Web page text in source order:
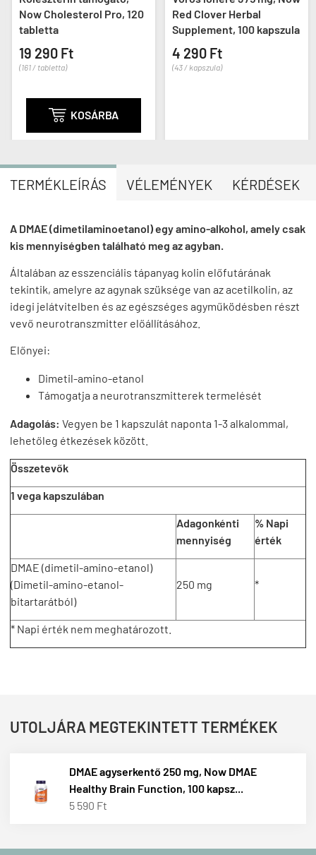
Now Cholesterol Pro, 120
tabletta
19 290 Ft
(161 / tabletta)
 KOSÁRBA
Red Clover Herbal
Supplement, 100 kapszula
4 290 Ft
(43 / kapszula)
TERMÉKLEÍRÁS VÉLEMÉNYEK KÉRDÉSEK
A DMAE (dimetilaminoetanol) egy amino-alkohol, amely csak
kis mennyiségben található meg az agyban.
Általában az esszenciális tápanyag kolin előfutárának
tekintik, amelyre az agynak szüksége van az acetilkolin, az
idegi jelátvitelben és az egészséges agyműködésben részt
vevő neurotranszmitter előállításához.
Előnyei:
Dimetil-amino-etanol
Támogatja a neurotranszmitterek termelését
Adagolás: Vegyen be 1 kapszulát naponta 1-3 alkalommal,
lehetőleg étkezések között.
Összetevők
1 vega kapszulában
Adagonkénti
mennyiség
% Napi
érték
DMAE (dimetil-amino-etanol)
(Dimetil-amino-etanol-
bitartarátból)
250 mg *
* Napi érték nem meghatározott.
UTOLJÁRA MEGTEKINTETT TERMÉKEK
DMAE agyserkentő 250 mg, Now DMAE
Healthy Brain Function, 100 kapsz...
5 590 Ft